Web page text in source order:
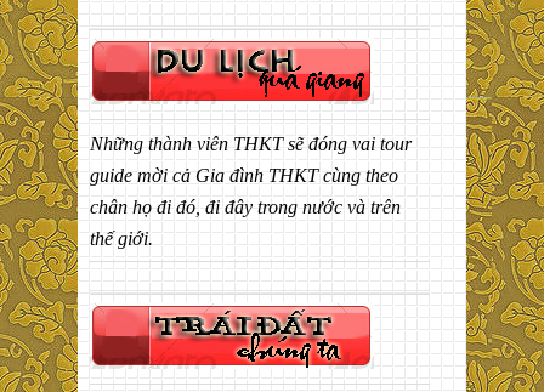
Những thành viên THKT sẽ đóng vai tour
guide mời cả Gia đình THKT cùng theo
chân họ đi đó, đi đây trong nước và trên
thế giới.